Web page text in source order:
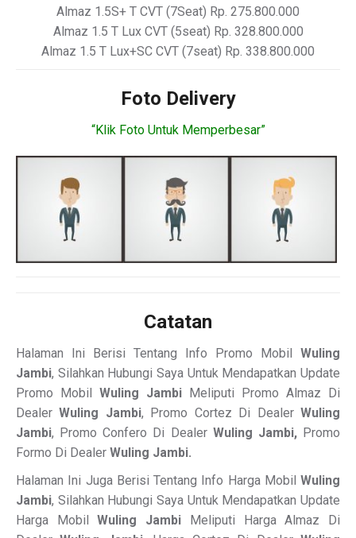
Almaz 1.5S+ T CVT (7Seat) Rp. 275.800.000
Almaz 1.5 T Lux CVT (5seat) Rp. 328.800.000
Almaz 1.5 T Lux+SC CVT (7seat) Rp. 338.800.000
Foto Delivery
“Klik Foto Untuk Memperbesar”
Catatan
Halaman Ini Berisi Tentang Info Promo Mobil Wuling
Jambi, Silahkan Hubungi Saya Untuk Mendapatkan Update
Promo Mobil Wuling Jambi Meliputi Promo Almaz Di
DealerWuling Jambi, Promo Cortez Di DealerWuling
Jambi, Promo Confero Di Dealer Wuling Jambi, Promo
Formo Di Dealer Wuling Jambi.
Halaman Ini Juga Berisi Tentang Info Harga Mobil Wuling
Jambi, Silahkan Hubungi Saya Untuk Mendapatkan Update
Harga MobilWuling Jambi Meliputi Harga Almaz Di